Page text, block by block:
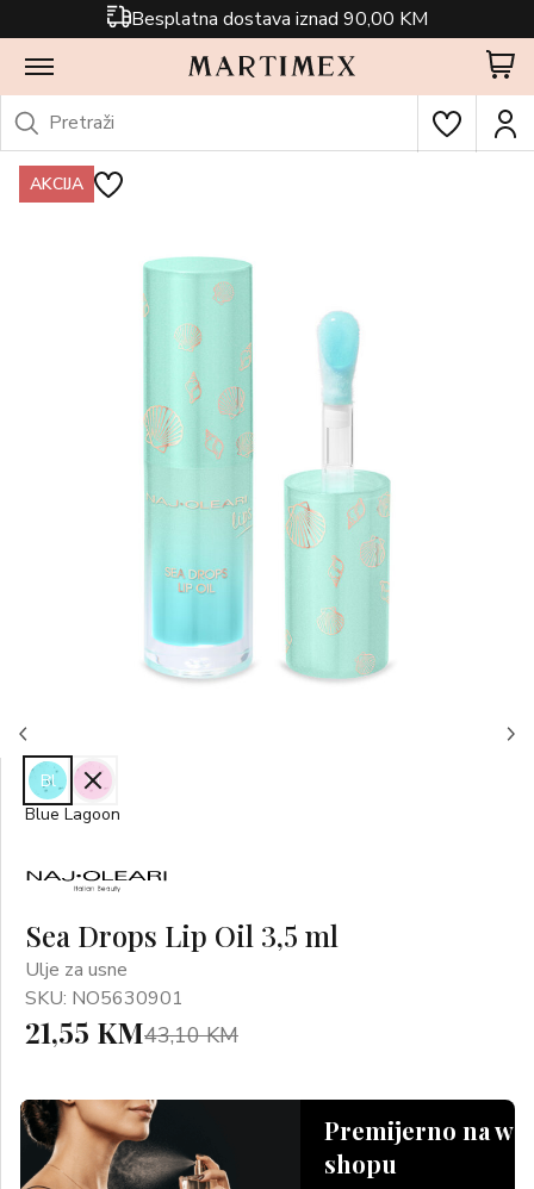
Besplatna dostava iznad 90,00 KM
AKCIJA
Sea Drops Lip Oil 3,5 ml
Ulje za usne
SKU: NO5630901
21,55 KM43,10 KM
Premijerno na
shopu
Bl
Pi
Blue Lagoon